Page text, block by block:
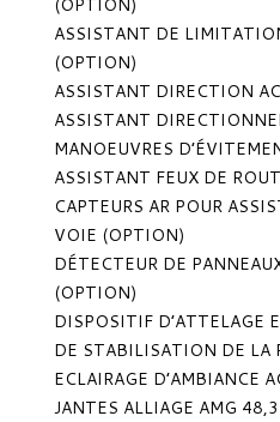
ASSISTANT DE
(OPTION)
ASSISTANT DIRECTION
ASSISTANT
MANOEUVRES
ASSISTANT FEUX DE
CAPTEURS AR POUR
VOIE (OPTION)
DÉTECTEUR DE
(OPTION)
DISPOSITIF D’ATTELAGE
DE STABILISATION DE LA
ECLAIRAGE D’AMBIANCE
JANTES ALLIAGE AMG